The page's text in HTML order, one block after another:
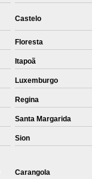
Label de Malhas
de
Castelo
Floresta
Itapoã
Luxemburgo
Regina
Santa Margarida
Sion
Carangola